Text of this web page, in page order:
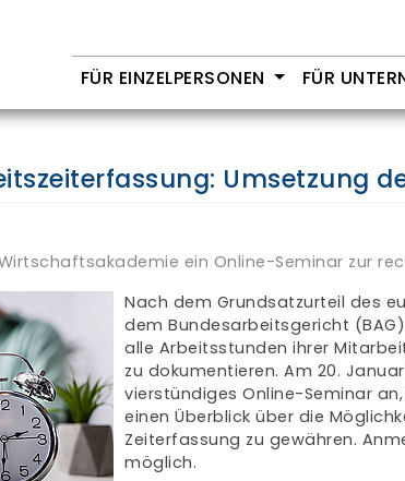
FÜR EINZELPERSONEN FÜR
Umsetzung
ein Online-Seminar zur
Nach dem Grundsatzurteil des
dem Bundesarbeitsgericht
alle Arbeitsstunden ihrer
zu dokumentieren. Am 20.
vierstündiges Online-Seminar
einen Überblick über die
Zeiterfassung zu gewähren.
möglich.